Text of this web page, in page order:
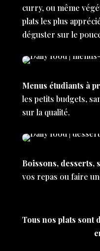
curry, ou même
plats les plus
déguster sur le
Menus étudiants à
les petits budgets,
sur la qualité.
Boissons, desserts,
vos repas ou faire
Tous nos plats sont